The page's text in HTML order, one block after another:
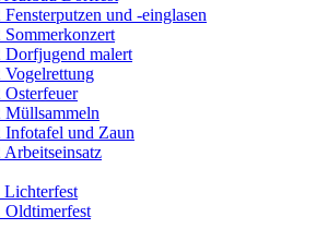
und ‑einglasen
Sommerkonzert
Dorfjugend malert
Vogelrettung
Osterfeuer
Müllsammeln
Infotafel und Zaun
Arbeitseinsatz
Lichterfest
Oldtimerfest